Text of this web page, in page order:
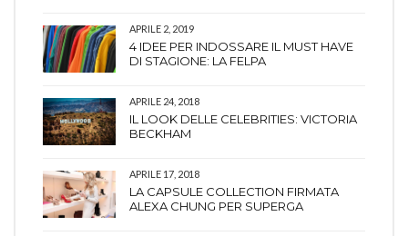
APRILE 2, 2019
4 IDEE PER INDOSSARE IL MUST HAVE
DI STAGIONE: LA FELPA
APRILE 24, 2018
IL LOOK DELLE CELEBRITIES: VICTORIA
BECKHAM
APRILE 17, 2018
LA CAPSULE COLLECTION FIRMATA
ALEXA CHUNG PER SUPERGA